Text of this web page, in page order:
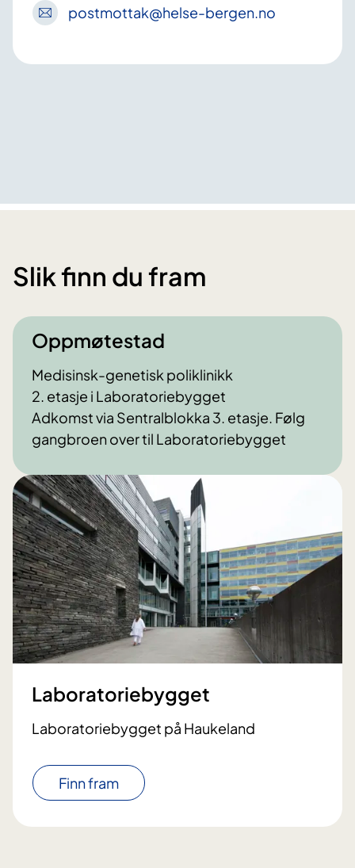
postmottak@helse-bergen.no
Slik finn du fram
Oppmøtestad
Medisinsk-genetisk poliklinikk
2. etasje i Laboratoriebygget
Adkomst via Sentralblokka 3. etasje. Følg
gangbroen over til Laboratoriebygget
Laboratoriebygget
Laboratoriebygget på Haukeland
Finn fram